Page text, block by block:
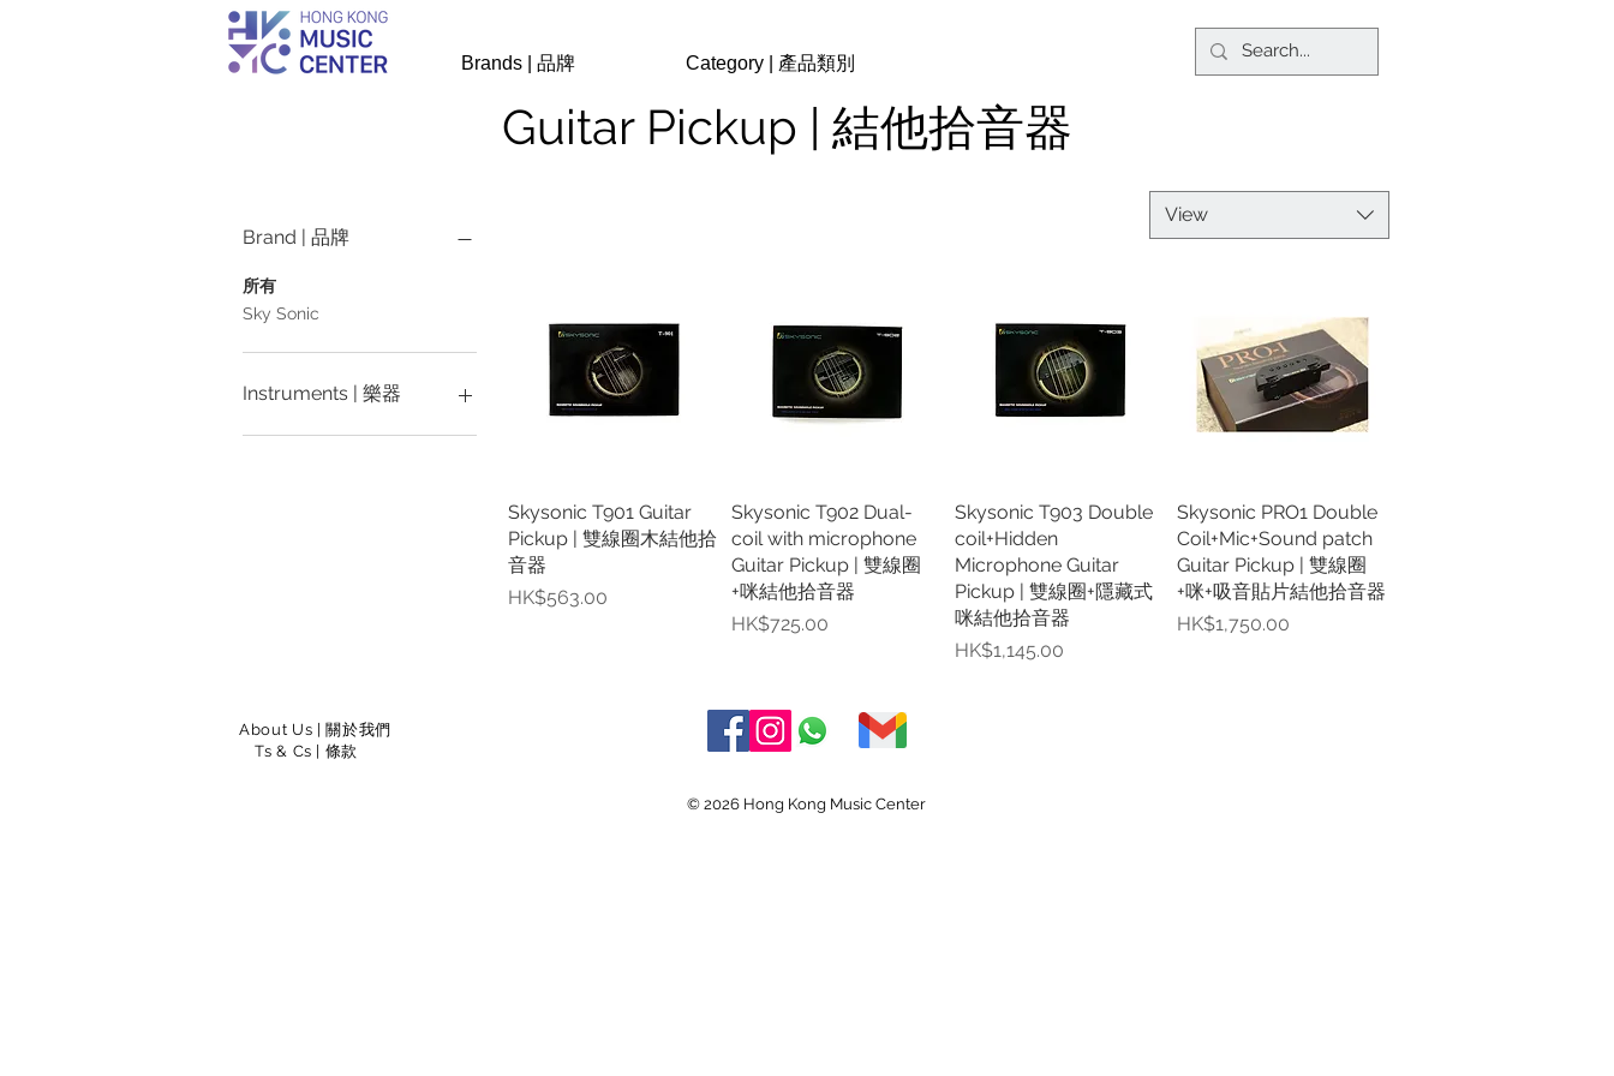
Brands | 品牌 Category | 產品類別
Guitar Pickup | 結他拾音器
Brand | 品牌
所有
Sky Sonic
Instruments | 樂器
Acoustic Guitar | 木結他
View
快速瀏覽
Skysonic T901 Guitar
Pickup | 雙線圈木結他拾
音器
價格
HK$563.00
快速瀏覽
Skysonic T902 Dual-
coil with microphone
Guitar Pickup | 雙線圈
+咪結他拾音器
價格
HK$725.00
快速瀏覽
Skysonic T903 Double
coil+Hidden
Microphone Guitar
Pickup | 雙線圈+隱藏式
咪結他拾音器
價格
HK$1,145.00
快速瀏覽
Skysonic PRO1 Double
Coil+Mic+Sound patch
Guitar Pickup | 雙線圈
+咪+吸音貼片結他拾音器
價格
HK$1,750.00
About Us
關於我們
Ts & Cs
條款
© 2026 Hong Kong Music Center